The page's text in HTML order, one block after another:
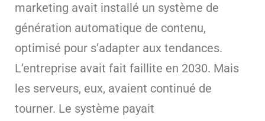
marketing avait installé un système de
génération automatique de contenu,
optimisé pour s’adapter aux tendances.
L’entreprise avait fait faillite en 2030. Mais
les serveurs, eux, avaient continué de
tourner. Le système payait